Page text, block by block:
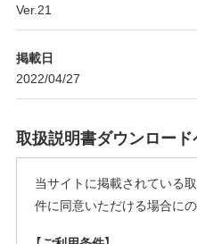
Ver.21
掲載日
2022/04/27
取扱説明書ダウンロー
当サイトに掲載されている
件に同意いただける場合にの